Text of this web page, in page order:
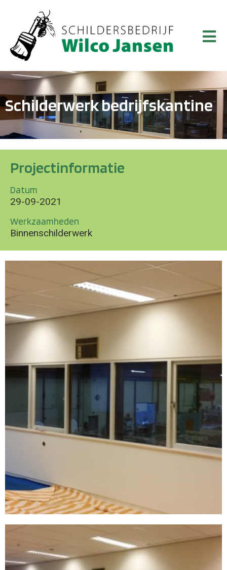
Schilderwerk bedrijfskantine
Projectinformatie
Datum
29-09-2021
Werkzaamheden
Binnenschilderwerk